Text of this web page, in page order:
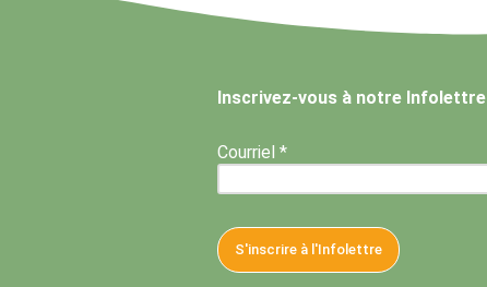
Inscrivez-vous à notre Infolettre
Courriel *